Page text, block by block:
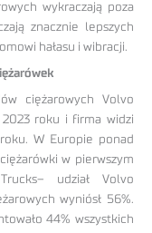
wykraczają poza
znacznie lepszych
hałasu i wibracji.
ciężarowych Volvo
2023 roku i firma widzi
W Europie ponad
w pierwszym
udział Volvo
wyniósł 56%.
44% wszystkich